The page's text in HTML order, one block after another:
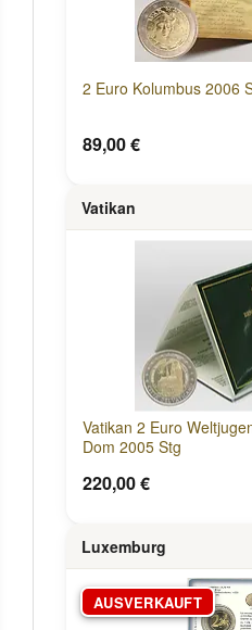
2 Euro Kolumbus 2006
89,00 €
Vatikan
Vatikan 2 Euro
Dom 2005 Stg
220,00 €
Luxemburg
AUSVERKAUFT